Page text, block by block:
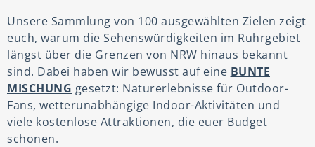
Unsere Sammlung von 100 ausgewählten Zielen zeigt
euch, warum die Sehenswürdigkeiten im Ruhrgebiet
längst über die Grenzen von NRW hinaus bekannt
sind. Dabei haben wir bewusst auf eine BUNTE
MISCHUNG gesetzt: Naturerlebnisse für Outdoor-
Fans, wetterunabhängige Indoor-Aktivitäten und
viele kostenlose Attraktionen, die euer Budget
schonen.